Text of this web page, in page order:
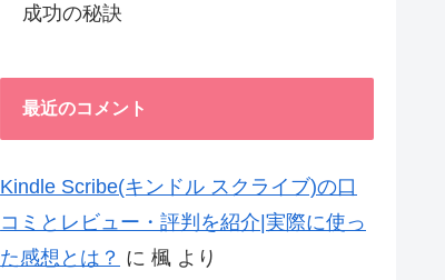
成功の秘訣
最近のコメント
Kindle Scribe(キンドル スクライブ)の口
コミとレビュー・評判を紹介|実際に使っ
た感想とは？ に 楓 より